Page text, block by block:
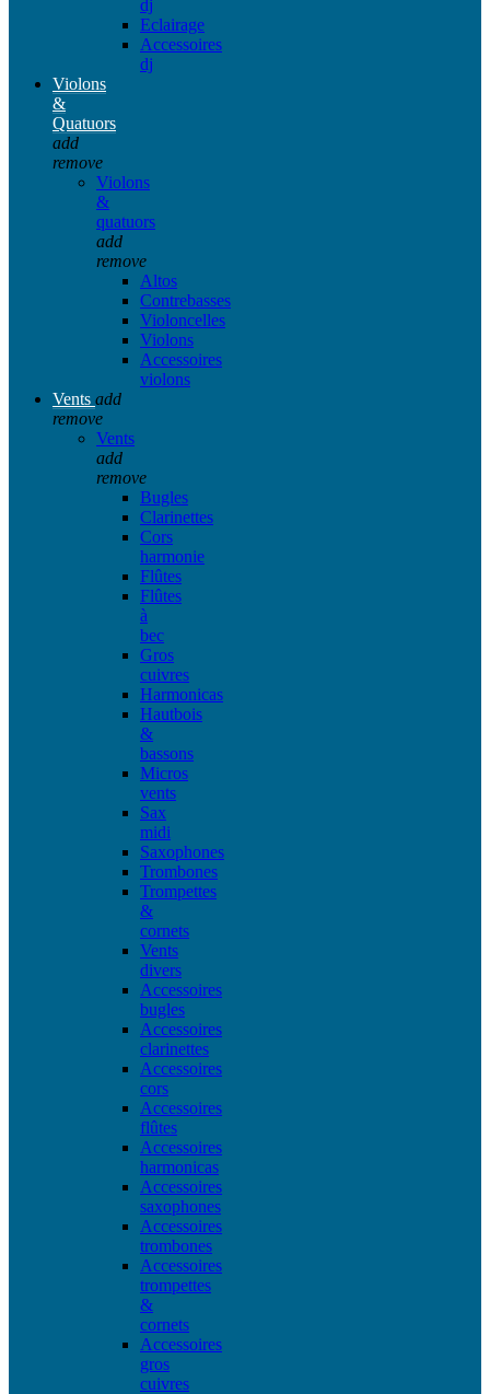
dj
Eclairage
Accessoires
dj
Violons
&
Quatuors
add
remove
Violons
&
quatuors
add
remove
Altos
Contrebasses
Violoncelles
Violons
Accessoires
violons
Vents add
remove
Vents
add
remove
Bugles
Clarinettes
Cors
harmonie
Flûtes
Flûtes
à
bec
Gros
cuivres
Harmonicas
Hautbois
&
bassons
Micros
vents
Sax
midi
Saxophones
Trombones
Trompettes
&
cornets
Vents
divers
Accessoires
bugles
Accessoires
clarinettes
Accessoires
cors
Accessoires
flûtes
Accessoires
harmonicas
Accessoires
saxophones
Accessoires
trombones
Accessoires
trompettes
&
cornets
Accessoires
gros
cuivres